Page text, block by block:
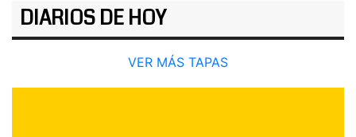
DIARIOS DE HOY
VER MÁS TAPAS